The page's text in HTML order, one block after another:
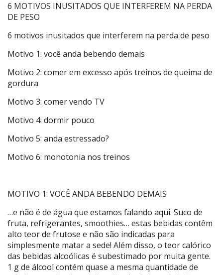
6 MOTIVOS INUSITADOS QUE INTERFEREM NA PERDA
DE PESO
6 motivos inusitados que interferem na perda de peso
Motivo 1: você anda bebendo demais
Motivo 2: comer em excesso após treinos de queima de
gordura
Motivo 3: comer vendo TV
Motivo 4: dormir pouco
Motivo 5: anda estressado?
Motivo 6: monotonia nos treinos
MOTIVO 1: VOCÊ ANDA BEBENDO DEMAIS
…e não é de água que estamos falando aqui. Suco de
fruta, refrigerantes, smoothies… estas bebidas contêm
alto teor de frutose e não são indicadas para
simplesmente matar a sede! Além disso, o teor calórico
das bebidas alcoólicas é subestimado por muita gente.
1 g de álcool contém quase a mesma quantidade de